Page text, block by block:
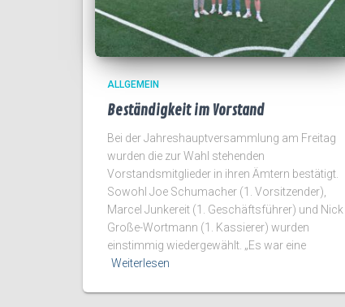
ALLGEMEIN
Beständigkeit im Vorstand
Bei der Jahreshauptversammlung am Freitag
wurden die zur Wahl stehenden
Vorstandsmitglieder in ihren Ämtern bestätigt.
Sowohl Joe Schumacher (1. Vorsitzender),
Marcel Junkereit (1. Geschäftsführer) und Nick
Große-Wortmann (1. Kassierer) wurden
einstimmig wiedergewählt. „Es war eine
Weiterlesen